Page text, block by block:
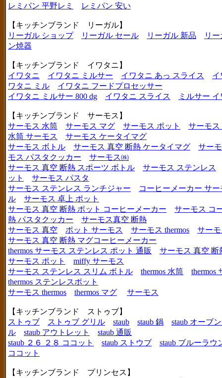
レミパン 平野レミ
レミパン 安い
【キッチンブランド リーガル】
リーガル ショップ
リーガル セール リーガル 新品
リ
ン焼器
【キッチンブランド イワタニ】
イワタニ
イワタニ ミルサー イワタニ あっ スライス
イ
ワタニ ミル
イワタニ フードプロセッサー
イワタニ ミルサー 800 dg
イワタニ スライス ミルサー
【キッチンブランド サーモス】
サーモス 水筒
サーモス マグ サーモス ポット
サーモス
水筒 サーモス
サーモス ケータイマグ
サーモス ボトル
サーモス 真空 断熱 ケータイマグ
サー
モス パスタクッカー
サーモス㈱
サーモス 真空 断熱 スポーツ ボトル
サーモス ステンレス
ット
サーモス パスタ
サーモス ステンレス ランチジャー
コーヒーメーカー サー
ル
サーモス 卓上 ポット
サーモス 真空 断熱 ポット コーヒーメーカー
サーモス コ
熱 パスタクッカー
サーモス真空 断熱
サーモス 真空
ポット サーモス サーモス thermos
サー
サーモス 真空 断熱 マグコーヒーメーカー
thermos サーモス ステンレス ポット 通販
サーモス 真空 断
サーモス ポット
miffy サーモス
サーモス ステンレス スリム ボトル
thermos 水筒
thermos
thermos ステンレスポット
サーモス thermos
thermos マグ サーモス
【キッチンブランド ストゥブ】
ストゥブ
ストゥブ グリル staub staub 鍋
staub オーブ
ル
staub アウトレット
staub 通販
staub ２６ ２８ ココット
staub ストウブ
staub ブルーラウ
ココット
【キッチンブランド プリンセス】